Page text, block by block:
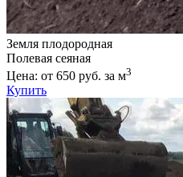
Земля плодородная
Полевая сеяная
Цена: от 650 руб. за м3
Купить